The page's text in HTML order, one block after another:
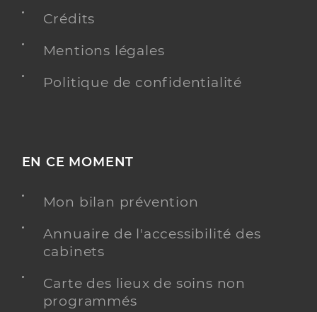
Crédits
Mentions légales
Politique de confidentialité
EN CE MOMENT
Mon bilan prévention
Annuaire de l'accessibilité des
cabinets
Carte des lieux de soins non
programmés